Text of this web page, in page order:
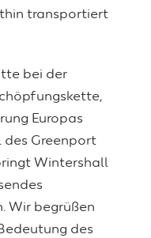
transportiert
bei der
Europas
des Greenport
Wintershall
Wir begrüßen
des